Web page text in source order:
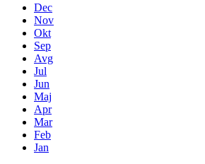
Dec
Nov
Okt
Sep
Avg
Jul
Jun
Maj
Apr
Mar
Feb
Jan